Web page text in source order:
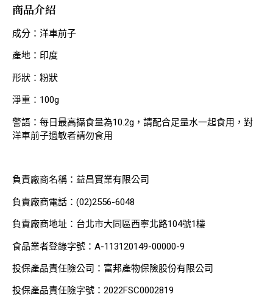
商品介紹
成分：洋車前子
產地：印度
形狀：粉狀
淨重：100g
警語：每日最高攝食量為10.2g，請配合足量水一起食用，對
洋車前子過敏者請勿食用
負責廠商名稱：益昌實業有限公司
負責廠商電話：(02)2556-6048
負責廠商地址：台北市大同區西寧北路104號1樓
食品業者登錄字號：A-113120149-00000-9
投保產品責任險公司：富邦產物保險股份有限公司
投保產品責任險字號：2022FSC0002819